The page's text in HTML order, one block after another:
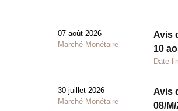
07 août 2026
Marché Monétaire
Avis
10
Date
30 juillet 2026
Marché Monétaire
Avis
08/